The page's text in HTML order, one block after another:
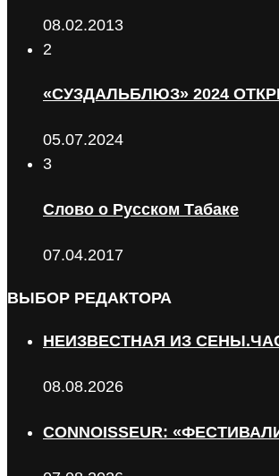
08.02.2013
2
«СУЗДАЛЬБЛЮЗ» 2024
05.07.2024
3
Слово о Русском Табаке
07.04.2017
ВЫБОР РЕДАКТОРА
НЕИЗВЕСТНАЯ ИЗ
08.08.2026
CONNOISSEUR: